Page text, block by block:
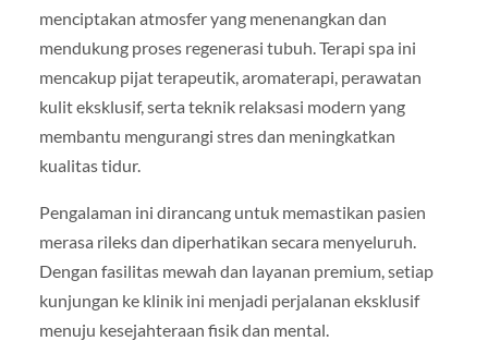
menciptakan atmosfer yang menenangkan dan
mendukung proses regenerasi tubuh. Terapi spa ini
mencakup pijat terapeutik, aromaterapi, perawatan
kulit eksklusif, serta teknik relaksasi modern yang
membantu mengurangi stres dan meningkatkan
kualitas tidur.
Pengalaman ini dirancang untuk memastikan pasien
merasa rileks dan diperhatikan secara menyeluruh.
Dengan fasilitas mewah dan layanan premium, setiap
kunjungan ke klinik ini menjadi perjalanan eksklusif
menuju kesejahteraan fisik dan mental.